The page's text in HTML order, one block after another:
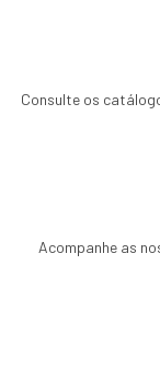
Consulte os
Acompanhe as